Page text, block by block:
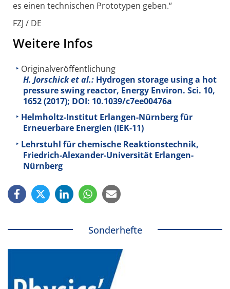
es einen technischen Prototypen geben.“
FZJ / DE
Weitere Infos
Originalveröffentlichung
H. Jorschick et al.: Hydrogen storage using a hot
pressure swing reactor, Energy Environ. Sci. 10,
1652 (2017); DOI: 10.1039/c7ee00476a
Helmholtz-Institut Erlangen-Nürnberg für
Erneuerbare Energien (IEK-11)
Lehrstuhl für chemische Reaktionstechnik,
Friedrich-Alexander-Universität Erlangen-
Nürnberg
Sonderhefte